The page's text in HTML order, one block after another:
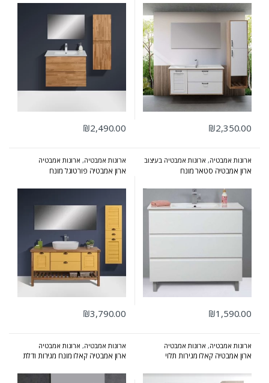
₪2,350.00
₪2,490.00
ארונות אמבטיה, ארונות אמבטיה בעיצוב
ארונות אמבטיה מרחפים, ארונות שירותארון אמבטיה סטאר מונח
₪1,590.00
ארונות אמבטיה, ארונות אמבטיה
ארונות אמבטיה מרחפים
ארונות אמבטיה עומדים ,ארונות אמבטיהארון אמבטיה פורטוגל מונח
₪3,790.00
ארונות אמבטיה, ארונות אמבטיה
מעוצבים,ארונות אמבטיה מרחפים
ארונות אמבטיה פורמייקה,ארונות שירותארון אמבטיה קאלו מגירות תלוי
ארונות אמבטיה, ארונות אמבטיה
מעוצבים,ארונות אמבטיה עומדים
ארונות אמבטיה פורמייקה ,ארונות שירות
ארון אמבטיה קאלו מונח מגירות ודלת